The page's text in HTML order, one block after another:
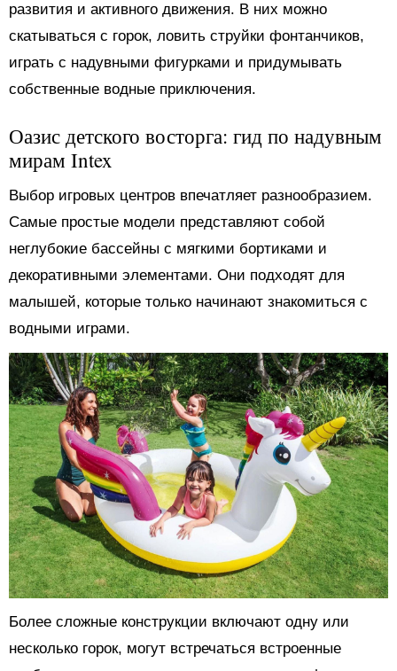
развития и активного движения. В них можно
скатываться с горок, ловить струйки фонтанчиков,
играть с надувными фигурками и придумывать
собственные водные приключения.
Оазис детского восторга: гид по надувным
мирам Intex
Выбор игровых центров впечатляет разнообразием.
Самые простые модели представляют собой
неглубокие бассейны с мягкими бортиками и
декоративными элементами. Они подходят для
малышей, которые только начинают знакомиться с
водными играми.
Более сложные конструкции включают одну или
несколько горок, могут встречаться встроенные